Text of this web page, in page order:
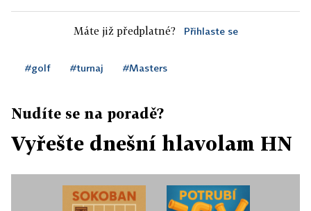
Máte již předplatné? Přihlaste se
#golf #turnaj #Masters
Nudíte se na poradě?
Vyřešte dnešní hlavolam HN